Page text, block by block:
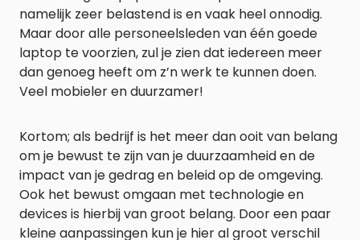
namelijk zeer belastend is en vaak heel onnodig.
Maar door alle personeelsleden van één goede
laptop te voorzien, zul je zien dat iedereen meer
dan genoeg heeft om z’n werk te kunnen doen.
Veel mobieler en duurzamer!
Kortom; als bedrijf is het meer dan ooit van belang
om je bewust te zijn van je duurzaamheid en de
impact van je gedrag en beleid op de omgeving.
Ook het bewust omgaan met technologie en
devices is hierbij van groot belang. Door een paar
kleine aanpassingen kun je hier al groot verschil